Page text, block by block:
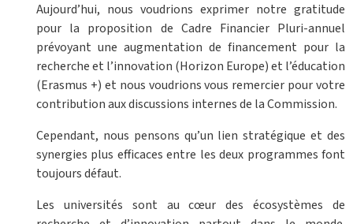
Aujourd’hui, nous voudrions exprimer notre gratitude
pour la proposition de Cadre Financier Pluri-annuel
prévoyant une augmentation de financement pour la
recherche et l’innovation (Horizon Europe) et l’éducation
(Erasmus +) et nous voudrions vous remercier pour votre
contribution aux discussions internes de la Commission.
Cependant, nous pensons qu’un lien stratégique et des
synergies plus efficaces entre les deux programmes font
toujours défaut.
Les universités sont au cœur des écosystèmes de